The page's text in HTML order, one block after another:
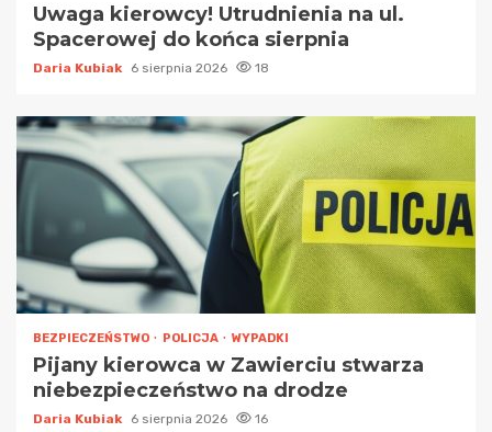
Uwaga kierowcy! Utrudnienia na ul.
Spacerowej do końca sierpnia
Daria Kubiak 6 sierpnia 2026 18
BEZPIECZEŃSTWO POLICJA WYPADKI
Pijany kierowca w Zawierciu stwarza
niebezpieczeństwo na drodze
Daria Kubiak 6 sierpnia 2026 16